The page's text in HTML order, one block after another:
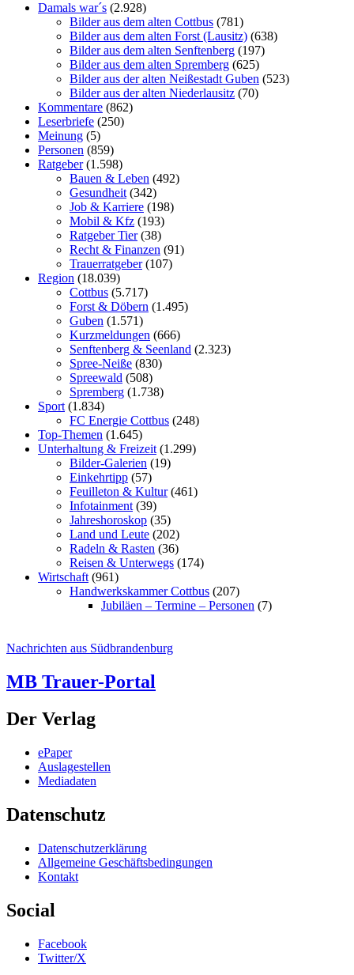
Damals war´s (2.928)
Bilder aus dem alten Cottbus (781)
Bilder aus dem alten Forst (Lausitz) (638)
Bilder aus dem alten Senftenberg (197)
Bilder aus dem alten Spremberg (625)
Bilder aus der alten Neißestadt Guben (523)
Bilder aus der alten Niederlausitz (70)
Kommentare (862)
Leserbriefe (250)
Meinung (5)
Personen (859)
Ratgeber(1.598)
Bauen & Leben (492)
Gesundheit (342)
Job & Karriere (198)
Mobil & Kfz (193)
Ratgeber Tier(38)
Recht & Finanzen (91)
Trauerratgeber(107)
Region (18.039)
Cottbus (5.717)
Forst & Döbern (1.495)
Guben (1.571)
Kurzmeldungen (666)
Senftenberg & Seenland (2.323)
Spree-Neiße (830)
Spreewald (508)
Spremberg (1.738)
Sport (1.834)
FC Energie Cottbus (248)
Top-Themen (1.645)
Unterhaltung & Freizeit (1.299)
Bilder-Galerien (19)
Einkehrtipp (57)
Feuilleton & Kultur(461)
Infotainment (39)
Jahreshoroskop (35)
Land und Leute (202)
Radeln & Rasten (36)
Reisen & Unterwegs (174)
Wirtschaft (961)
Handwerkskammer Cottbus (207)
Jubiläen – Termine – Personen (7)
Nachrichten aus Südbrandenburg
MB Trauer-Portal
Der Verlag
ePaper
Auslagestellen
Mediadaten
Datenschutz
Datenschutzerklärung
Allgemeine Geschäftsbedingungen
Kontakt
Social
Facebook
Twitter/X